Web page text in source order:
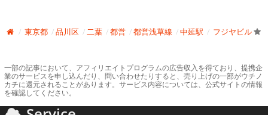
東京都 品川区 二葉 都営 都営浅草線 中延駅 フジヤビル
一部の記事において、アフィリエイトプログラムの広告収入を得ており、提携企
業のサービスを申し込んだり、問い合わせたりすると、売り上げの一部がウチノ
カチに還元されることがあります。サービス内容については、公式サイトの情報
を確認してください。